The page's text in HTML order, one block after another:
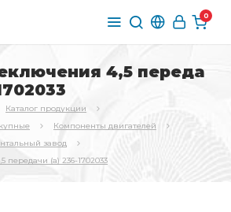
0
4,5 переда
Каталог продукции
Компоненты двигателей
завод
(а) 236-1702033